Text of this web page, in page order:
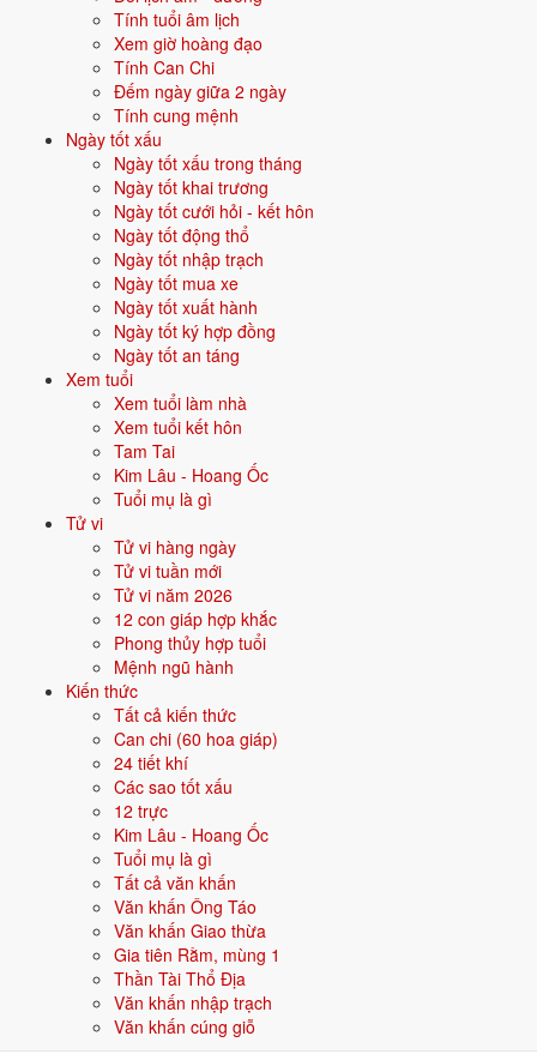
Tính tuổi âm lịch
Xem giờ hoàng đạo
Tính Can Chi
Đếm ngày giữa 2 ngày
Tính cung mệnh
Ngày tốt xấu
Ngày tốt xấu trong tháng
Ngày tốt khai trương
Ngày tốt cưới hỏi - kết hôn
Ngày tốt động thổ
Ngày tốt nhập trạch
Ngày tốt mua xe
Ngày tốt xuất hành
Ngày tốt ký hợp đồng
Ngày tốt an táng
Xem tuổi
Xem tuổi làm nhà
Xem tuổi kết hôn
Tam Tai
Kim Lâu - Hoang Ốc
Tuổi mụ là gì
Tử vi
Tử vi hàng ngày
Tử vi tuần mới
Tử vi năm 2026
12 con giáp hợp khắc
Phong thủy hợp tuổi
Mệnh ngũ hành
Kiến thức
Tất cả kiến thức
Can chi (60 hoa giáp)
24 tiết khí
Các sao tốt xấu
12 trực
Kim Lâu - Hoang Ốc
Tuổi mụ là gì
Tất cả văn khấn
Văn khấn Ông Táo
Văn khấn Giao thừa
Gia tiên Rằm, mùng 1
Thần Tài Thổ Địa
Văn khấn nhập trạch
Văn khấn cúng giỗ
kiêng gì?
Mùng 1 là ngày mở đầu năm mới. Gia đình nên chú ý giữ không khí
vui vẻ, tránh điều xui.
Khấn thần linh trước, gia tiên sau, không đảo thứ tự.
Giữ không khí trang nghiêm, ấm cúng, tránh cãi vã đầu năm.
Kiêng quét nhà, đổ rác trong ngày mùng 1 theo quan niệm dân
Ăn mặc chỉnh tề khi khấn, đọc rõ ràng và thành tâm.
Mùng 1 Tết là ngày quan trọng, quyết định không khí cả năm theo
quan niệm dân gian.
Cúng xong, gia đình thường đi chúc Tết và mừng tuổi ông bà, họ
Trước đó làvăn khấn Giao thừađêm 30.
Sau mùng 1 làvăn khấn Rằm tháng Giêng
Nội dung tham khảo theo văn khấn cổ truyền Việt Nam. Có thể khác
đôi chút theo phong tục từng vùng miền.
Câu hỏi thường gặp về văn khấn Mùng 1
Cúng Mùng 1 Tết vào giờ nào là đẹp nhất?
Giờ Thìn (7h-9h) hoặc giờ Tỵ (9h-11h) buổi sáng là đẹp nhất, trước khi
Có bắt buộc cúng mâm mới không hay dùng lại mâm Giao thừa?
Khấn thần linh và gia tiên có cần 2 bài riêng không?
Mùng 1 kiêng quét nhà có đúng không?
Xông đất và cúng Mùng 1, việc nào làm trước?
Mùng 1 Tết có cần đi chùa không?
Trẻ nhỏ có cần tham gia lễ cúng Mùng 1 không?
Văn khấn khác
Văn khấn
Văn khấn Ông Táo
23/12 âm lịch
Văn khấn
Văn khấn Giao Thừa
30 Tết